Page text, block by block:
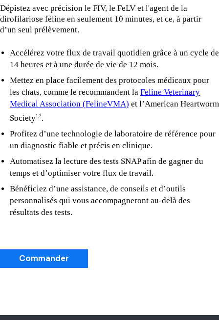
Dépistez avec précision le FIV, le FeLV et l'agent de la
dirofilariose féline en seulement 10 minutes, et ce, à partir
d’un seul prélèvement.
Accélérez votre flux de travail quotidien grâce à un cycle de
14 heures et à une durée de vie de 12 mois.
Mettez en place facilement des protocoles médicaux pour
les chats, comme le recommandent la Feline Veterinary
Medical Association (FelineVMA) et l’American Heartworm
Society1,2 .
Profitez d’une technologie de laboratoire de référence pour
un diagnostic fiable et précis en clinique.
Automatisez la lecture des tests SNAP afin de gagner du
temps et d’optimiser votre flux de travail.
Bénéficiez d’une assistance, de conseils et d’outils
personnalisés qui vous accompagneront au-delà des
résultats des tests.
Commander